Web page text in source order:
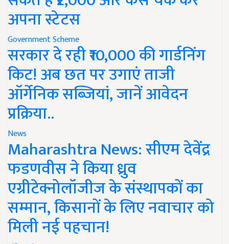
अपना स्टेटस
Government Scheme
सरकार दे रही ₹10,000 की गार्डनिंग
किट! अब छत पर उगाएं ताजी
ऑर्गेनिक सब्जियां, जानें आवेदन
प्रक्रिया..
News
Maharashtra News: सीएम देवेंद्र
फडणवीस ने किया ध्रुव
एग्रीटेक्नोलॉजीज के संस्थापकों का
सम्मान, किसानों के लिए नवाचार को
मिली नई पहचान!